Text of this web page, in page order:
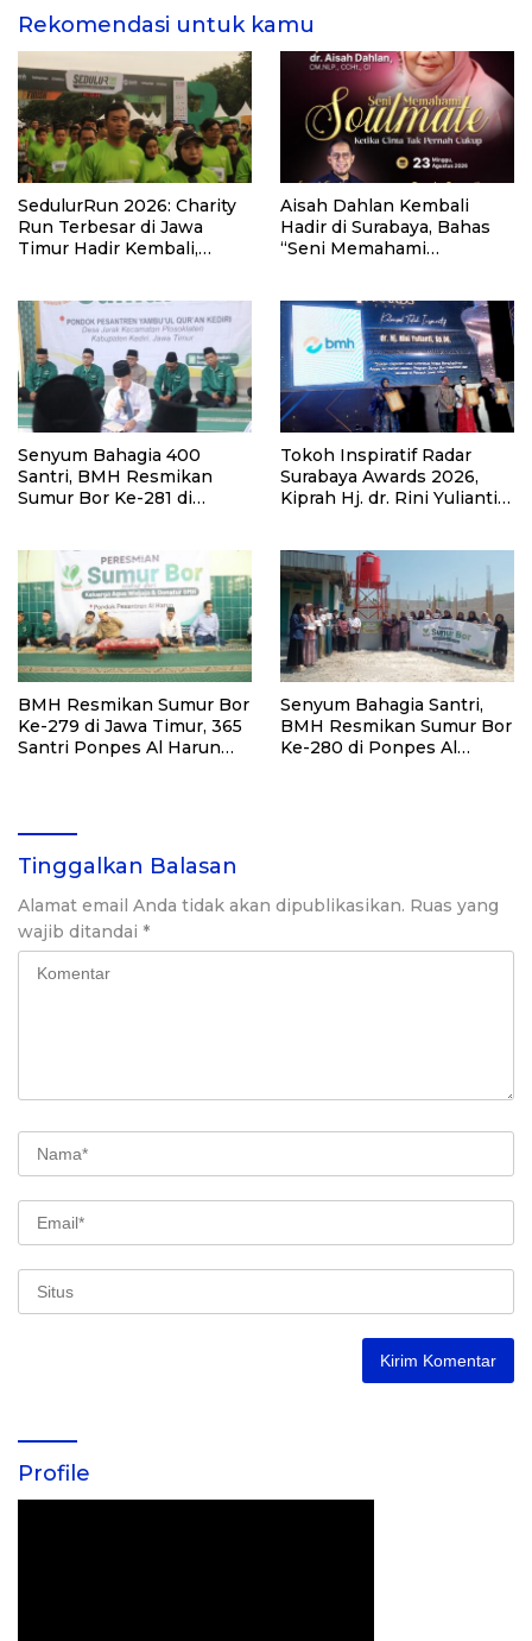
Rekomendasi untuk kamu
SedulurRun 2026: Charity
Run Terbesar di Jawa
Timur Hadir Kembali,
Santri dan Guru Honorer
Aisah Dahlan Kembali
Hadir di Surabaya, Bahas
“Seni Memahami
Senyum Bahagia 400
Santri, BMH Resmikan
Sumur Bor Ke-281 di
Tokoh Inspiratif Radar
Surabaya Awards 2026,
Kiprah Hj. dr. Rini Yulianti
BMH Resmikan Sumur Bor
Ke-279 di Jawa Timur, 365
Santri Ponpes Al Harun
Senyum Bahagia Santri,
BMH Resmikan Sumur Bor
Ke-280 di Ponpes Al
Tinggalkan Balasan
Alamat email Anda tidak akan dipublikasikan. Ruas yang
wajib ditandai *
Profile